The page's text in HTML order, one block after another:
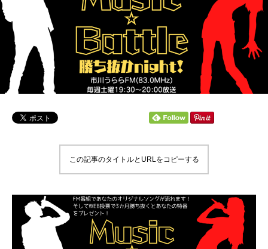
この記事のタイトルとURLをコピーする